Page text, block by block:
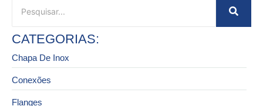
CATEGORIAS:
Chapa De Inox
Conexões
Flanges